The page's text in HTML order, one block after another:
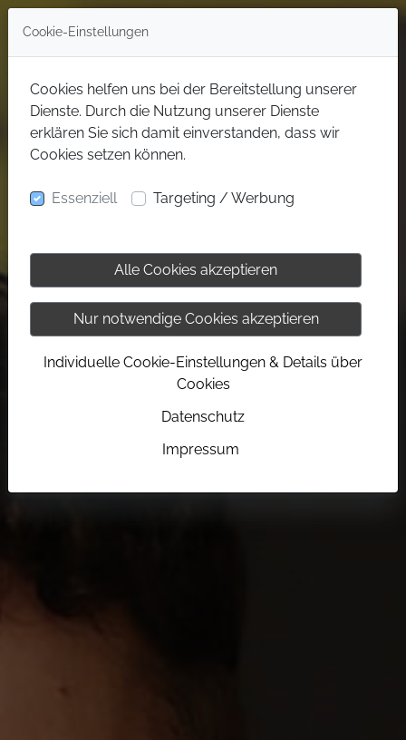
Cookie-Einstellungen
Cookies helfen uns bei der Bereitstellung unserer
Dienste. Durch die Nutzung unserer Dienste
erklären Sie sich damit einverstanden, dass wir
Cookies setzen können.
Essenziell Targeting / Werbung
Alle Cookies akzeptieren
Nur notwendige Cookies akzeptieren
Individuelle Cookie-Einstellungen & Details über
Cookies
Datenschutz
Impressum